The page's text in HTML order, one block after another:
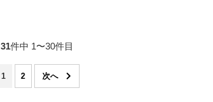
31件中 1〜30件目
1 2